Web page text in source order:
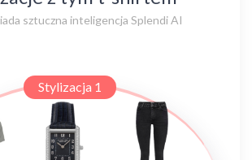
sztuczna inteligencja Splendi AI
Stylizacja 1